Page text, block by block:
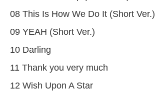
08 This Is How We Do It (Short Ver.)
09 YEAH (Short Ver.)
10 Darling
11 Thank you very much
12 Wish Upon A Star